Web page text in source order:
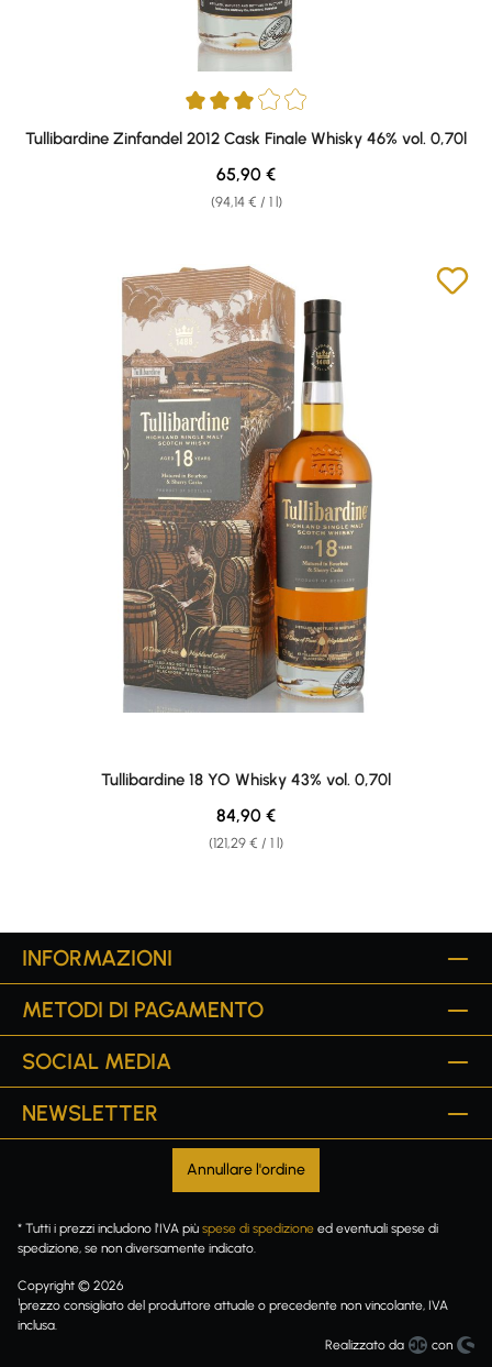
Average rating of 3 out of 5 stars
Tullibardine Zinfandel 2012 Cask Finale Whisky 46% vol. 0,70l
(94,14 € / 1 l)
Regular price:
65,90 €
Tullibardine 18 YO Whisky 43% vol. 0,70l
(121,29 € / 1 l)
Regular price:
84,90 €
INFORMAZIONI
METODI DI PAGAMENTO
SOCIAL MEDIA
NEWSLETTER
Annullare l'ordine
* Tutti i prezzi includono l'IVA più spese di spedizione ed eventuali spese di
spedizione, se non diversamente indicato.
Copyright © 2026
1prezzo consigliato del produttore attuale o precedente non vincolante, IVA
inclusa.
Realizzato da
con